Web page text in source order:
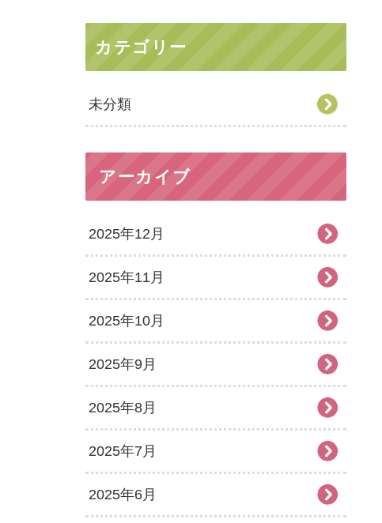
カテゴリー
未分類
アーカイブ
2025年12月
2025年11月
2025年10月
2025年9月
2025年8月
2025年7月
2025年6月